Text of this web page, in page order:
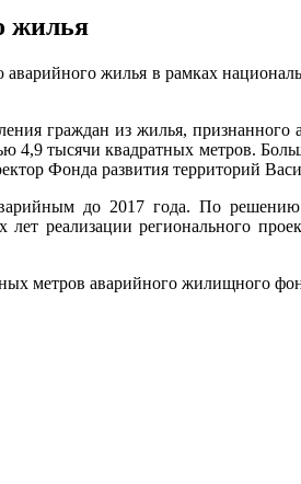
жилья
жилья в рамках
граждан из жилья,
4,9 тысячи квадратных метров.
Фонда развития территорий
до 2017 года. По решению
реализации регионального
метров аварийного жилищного